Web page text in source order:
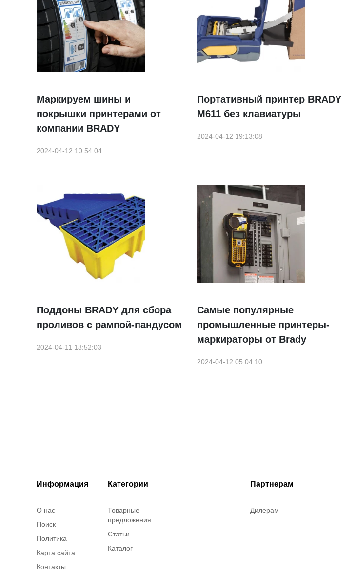
Маркируем шины и
покрышки принтерами от
компании BRADY
2024-04-12 10:54:04
Портативный принтер BRADY
M611 без клавиатуры
2024-04-12 19:13:08
Поддоны BRADY для сбора
проливов с рампой-пандусом
2024-04-11 18:52:03
Самые популярные
промышленные принтеры-
маркираторы от Brady
2024-04-12 05:04:10
Информация
О нас
Поиск
Политика
Карта сайта
Контакты
Категории
Товарные
предложения
Статьи
Каталог
Партнерам
Дилерам